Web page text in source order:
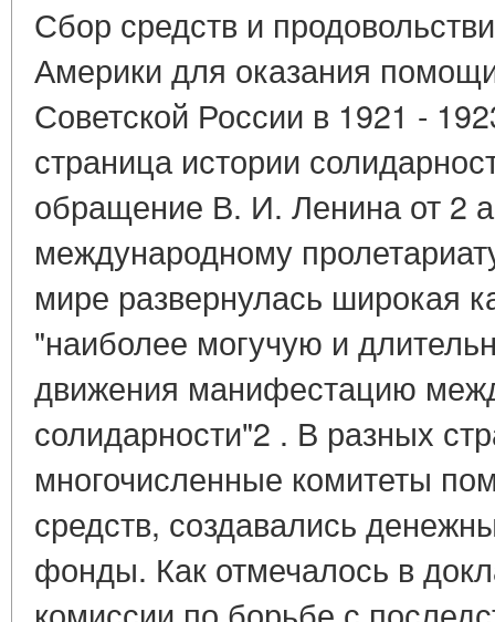
Сбор средств и
Америки для оказания
Советской России в 1921 -
страница истории
обращение В. И. Ленина от 2
международному
мире развернулась широкая
"наиболее могучую и
движения манифестацию
солидарности"2 . В разных
многочисленные комитеты
средств, создавались
фонды. Как отмечалось в